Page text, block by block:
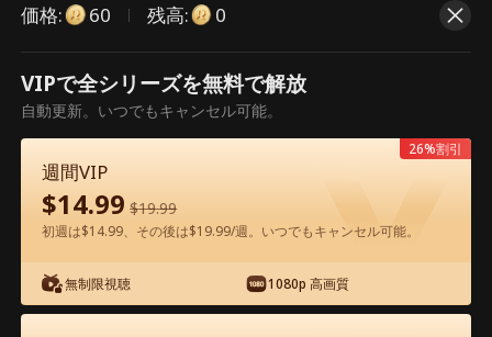
こちらは有料のエピソードです。視
聴いただくには解放が必要です。
アプリ内で無料視聴可能
価格: 60 残高: 0
VIPで全シリーズを無料で解放
自動更新。いつでもキャンセル可能。
週間VIP
$14.99 $19.99
初週は$14.99、その後は$19.99/週。いつでもキャンセル可能。
無制限視聴 1080p 高画質
26%割引